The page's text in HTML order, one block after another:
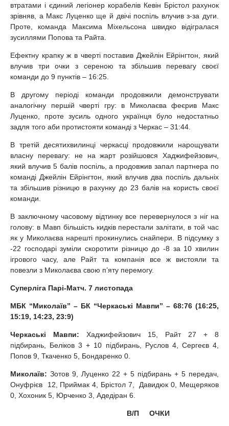
втратами і єдиний легіонер корабелів Кевін Брістол рахунок
зрівняв, а Макс Луценко ще й двічі поспіль влучив з-за дуги.
Проте, команда Максима Міхельсона швидко відігралася
зусиллями Попова та Райта.
Ефектну крапку ж в чверті поставив Джейлін Ейрінгтон, який
влучив три очки з сереною та збільшив перевагу своєї
команди до 9 пунктів – 16:25.
В другому періоді команди продовжили демонструвати
аналогічну першій чверті гру: в Миколаєва феєрив Макс
Луценко, проте зусиль одного українця було недостатньо
задля того аби протистояти команді з Черкас – 31:44.
В третій десятихвилинці черкасці продовжили нарощувати
власну перевагу: не на жарт розійшовся Хаджифейзович,
який влучив 5 балів поспіль, а продовжив запал партнера по
команді Джейлін Ейрінгтон, який влучив два поспіль дальніх
та збільшив різницю в рахунку до 23 балів на користь своєї
команди.
В заключному часовому відтинку все перевернулося з ніг на
голову: в Мавп більшість кидків перестали залітати, в той час
як у Миколаєва нарешті прокинулись снайпери. В підсумку з
-22 господарі зуміли скоротити різницю до -8 за 10 хвилин
ігрового часу, але Райт та компанія все ж вистояли та
повезли з Миколаєва свою п’яту перемогу.
Суперліга Парі-Матч. 7 листопада
МБК “Миколаїв” – БК “Черкаські Мавпи” – 68:76 (16:25,
15:19, 14:23, 23:9)
Черкаські Мавпи: Хаджифейзович 15, Райт 27 + 8
підбирань, Беліков 3 + 10 підбирань, Руслов 4, Сергеєв 4,
Попов 9, Ткаченко 5, Бондаренко 0.
Миколаїв: Зотов 9, Луценко 22 + 5 підбирань + 5 передач,
Онуфрієв 12, Приймак 4, Брістол 7, Давидюк 0, Мещеряков
0, Хохоник 5, Юрченко 3, Адедіран 6.
В/П ОЧКИ